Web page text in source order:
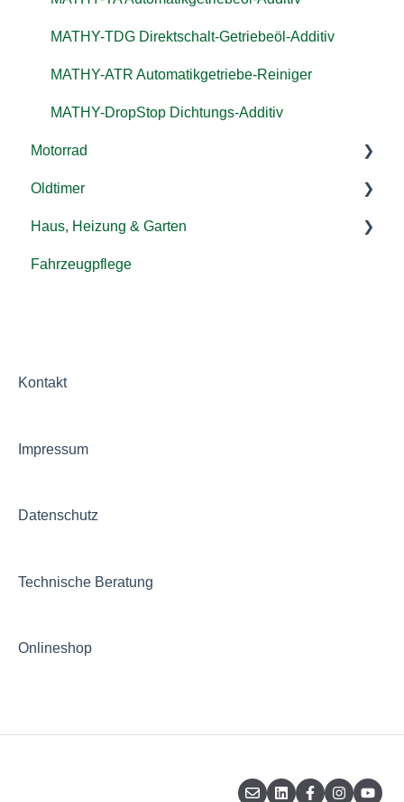
MATHY-TDG Direktschalt-Getriebeöl-Additiv
MATHY-ATR Automatikgetriebe-Reiniger
MATHY-DropStop Dichtungs-Additiv
Motorrad
Motor
Kraftstoffsystem
Getriebe
Oldtimer
Motor
Kraftstoffsystem
Haus, Heizung & Garten
MATHY-SPEZIAL-H Heizöl-Additiv
Allgemeine Fragen zu Haus & Garten
Fahrzeugpflege
Kontakt
Impressum
Datenschutz
Technische Beratung
Onlineshop